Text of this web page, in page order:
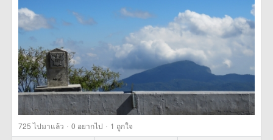
725ไปมาแล้ว · 0 อยากไป · 1 ถูกใจ